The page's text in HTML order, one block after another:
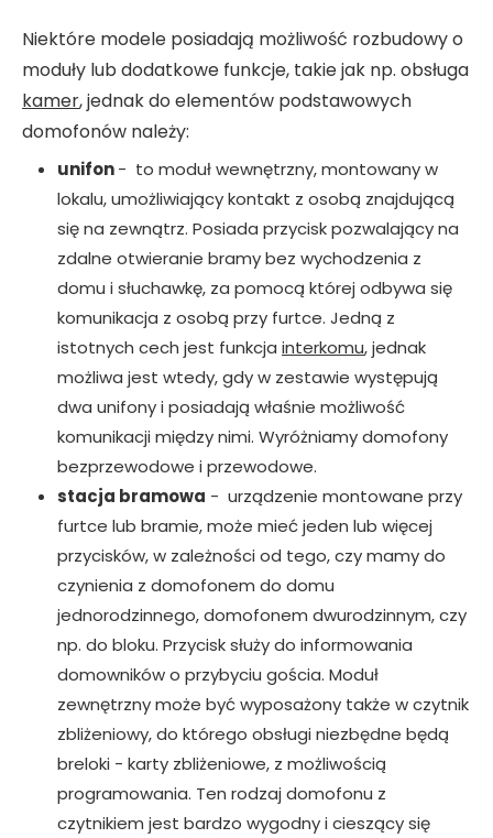
Niektóre modele posiadają możliwość rozbudowy o
moduły lub dodatkowe funkcje, takie jak np. obsługa
kamer, jednak do elementów podstawowych
domofonów należy:
unifon- to moduł wewnętrzny, montowany w
lokalu, umożliwiający kontakt z osobą znajdującą
się na zewnątrz. Posiada przycisk pozwalający na
zdalne otwieranie bramy bez wychodzenia z
domu i słuchawkę, za pomocą której odbywa się
komunikacja z osobą przy furtce. Jedną z
istotnych cech jest funkcja interkomu, jednak
możliwa jest wtedy, gdy w zestawie występują
dwa unifony i posiadają właśnie możliwość
komunikacji między nimi. Wyróżniamy domofony
bezprzewodowe i przewodowe.
stacja bramowa - urządzenie montowane przy
furtce lub bramie, może mieć jeden lub więcej
przycisków, w zależności od tego, czy mamy do
czynienia z domofonem do domu
jednorodzinnego, domofonem dwurodzinnym, czy
np. do bloku. Przycisk służy do informowania
domowników o przybyciu gościa. Moduł
zewnętrzny może być wyposażony także w czytnik
zbliżeniowy, do którego obsługi niezbędne będą
breloki - karty zbliżeniowe, z możliwością
programowania. Ten rodzaj domofonu z
czytnikiem jest bardzo wygodny i cieszący się